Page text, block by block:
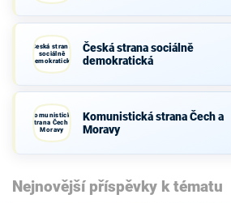
Česká strana
sociálně
demokratická
Česká strana sociálně
demokratická
Komunistická
strana Čech a
Moravy
Komunistická strana Čech a
Moravy
Nejnovější příspěvky k tématu